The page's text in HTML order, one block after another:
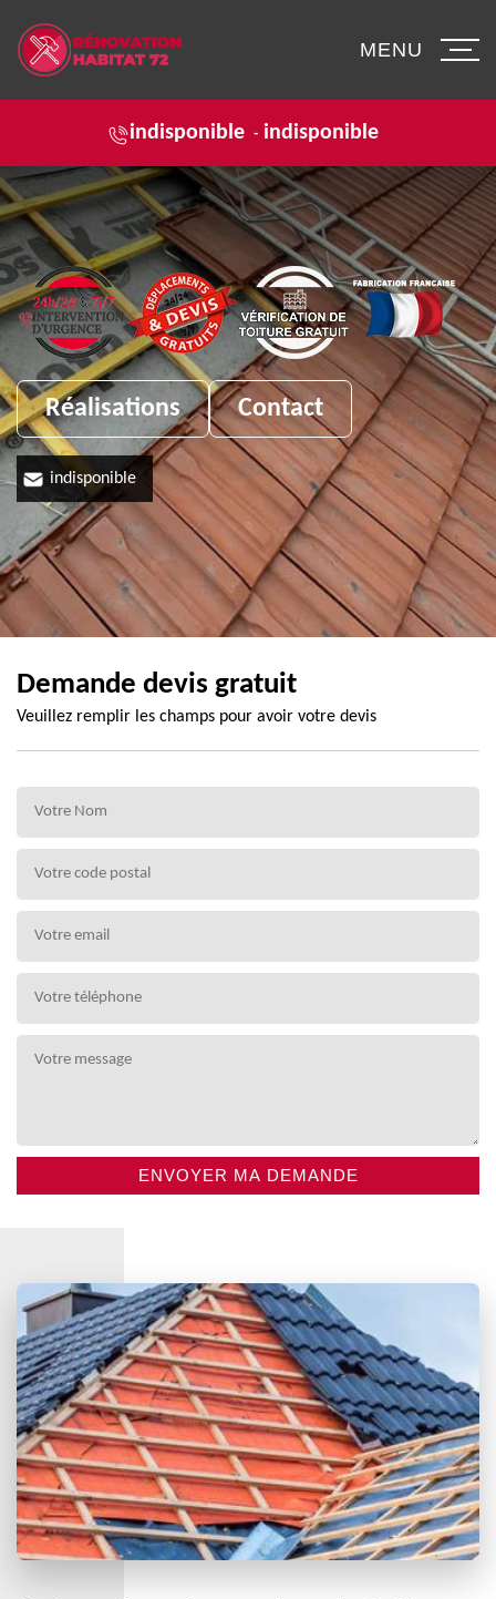
indisponible - indisponible
MENU
Réalisations Contact
indisponible
Demande devis gratuit
Veuillez remplir les champs pour avoir votre devis